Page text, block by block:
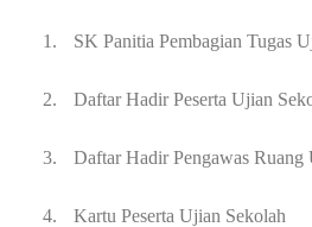
1. SK Panitia Pembagian Tugas
2. Daftar Hadir Peserta Ujian
3. Daftar Hadir Pengawas Ruang
4. Kartu Peserta Ujian Sekolah